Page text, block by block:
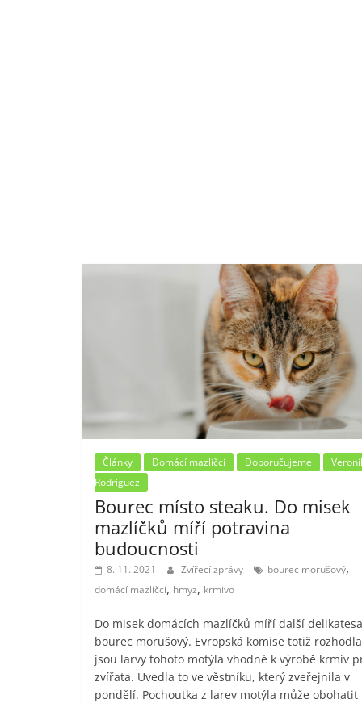
Články Domácí mazlíčci Doporučujeme
Rodriguez
Bourec místo steaku. Do misek
mazlíčků míří potravina
budoucnosti
8. 11. 2021 Zvířecí zprávy bourec morušový,
domácí mazlíčci, hmyz, krmivo
Do misek domácích mazlíčků míří další
bourec morušový. Evropská komise totiž
jsou larvy tohoto motýla vhodné k výrobě krmiv
zvířata. Uvedla to ve věstníku, který zveřejnila v
pondělí. Pochoutka z larev motýla může obohatit